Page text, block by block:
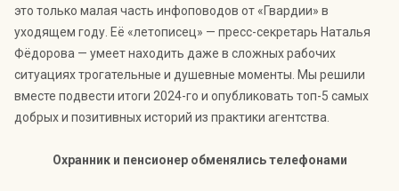
это только малая часть инфоповодов от «Гвардии» в
уходящем году. Её «летописец» — пресс-секретарь Наталья
Фёдорова — умеет находить даже в сложных рабочих
ситуациях трогательные и душевные моменты. Мы решили
вместе подвести итоги 2024-го и опубликовать топ-5 самых
добрых и позитивных историй из практики агентства.
Охранник и пенсионер обменялись телефонами